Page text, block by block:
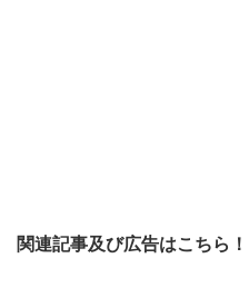
関連記事及び広告はこちら！